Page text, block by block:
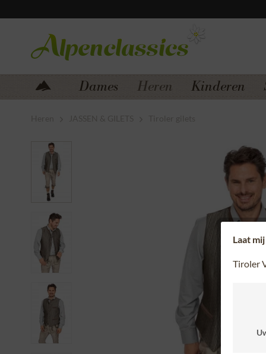
Dames Heren Kinderen
Laat
Tiroler